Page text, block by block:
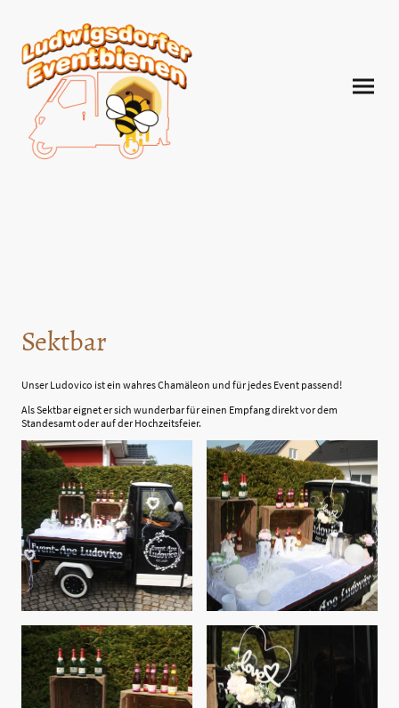
Sektbar
Unser Ludovico ist ein wahres Chamäleon und für jedes Event passend!
Als Sektbar eignet er sich wunderbar für einen Empfang direkt vor dem
Standesamt oder auf der Hochzeitsfeier.